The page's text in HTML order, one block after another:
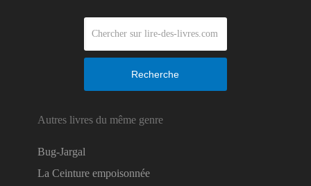
Recherche
Autres livres du même genre
Bug-Jargal
La Ceinture empoisonnée